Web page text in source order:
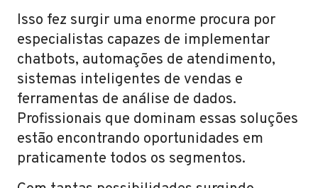
Isso fez surgir uma enorme procura por
especialistas capazes de implementar
chatbots, automações de atendimento,
sistemas inteligentes de vendas e
ferramentas de análise de dados.
Profissionais que dominam essas soluções
estão encontrando oportunidades em
praticamente todos os segmentos.